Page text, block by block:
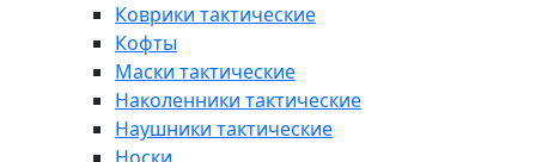
Коврики тактические
Кофты
Маски тактические
Наколенники тактические
Наушники тактические